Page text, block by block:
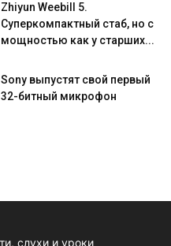
Zhiyun Weebill 5.
Cуперкомпактный стаб, но с
мощностью как у старших...
Sony выпустят свой первый
32-битный микрофон